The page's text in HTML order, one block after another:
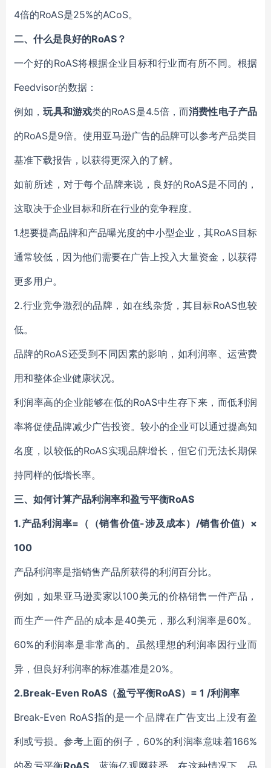
4倍的RoAS是25%的ACoS。
二、 什么是良好的RoAS？
一个好的RoAS将根据企业目标和行业而有所不同。根据
Feedvisor的数据：
例如，玩具和游戏类的RoAS是4.5倍，而消费性电子产品
的RoAS是9倍。使用亚马逊广告的品牌可以参考产品类目
基准下载报告，以获得更深入的了解。
如前所述，对于每个品牌来说，良好的RoAS是不同的，
这取决于企业目标和所在行业的竞争程度。
1.想要提高品牌和产品曝光度的中小型企业，其RoAS目标
通常较低，因为他们需要在广告上投入大量资金，以获得
更多用户。
2.行业竞争激烈的品牌，如在线杂货，其目标RoAS也较
低。
品牌的RoAS还受到不同因素的影响，如利润率、运营费
用和整体企业健康状况。
利润率高的企业能够在低的RoAS中生存下来，而低利润
率将促使品牌减少广告投资。较小的企业可以通过提高知
名度，以较低的RoAS实现品牌增长，但它们无法长期保
持同样的低增长率。
三、如何计算产品利润率和盈亏平衡RoAS
1.产品利润率=（（销售价值-涉及成本）/销售价值）×
100
产品利润率是指销售产品所获得的利润百分比。
例如，如果亚马逊卖家以100美元的价格销售一件产品，
而生产一件产品的成本是40美元，那么利润率是60%。
60%的利润率是非常高的。虽然理想的利润率因行业而
异，但良好利润率的标准基准是20%。
2.Break-Even RoAS（盈亏平衡RoAS）= 1 /利润率
Break-Even RoAS指的是一个品牌在广告支出上没有盈
利或亏损。参考上面的例子，60%的利润率意味着166%
的盈亏平衡RoAS。 蓝海亿观网获悉，在这种情况下，品